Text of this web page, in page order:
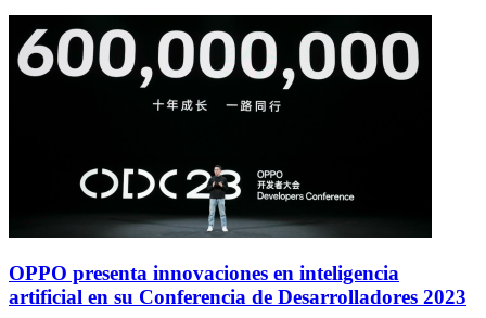
OPPO presenta innovaciones en inteligencia
artificial en su Conferencia de Desarrolladores 2023